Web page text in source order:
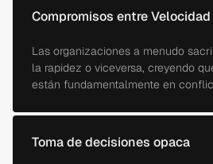
Compromisos entre
Las organizaciones a menudo
la rapidez o viceversa, creyendo
están fundamentalmente en
Toma de decisiones opaca